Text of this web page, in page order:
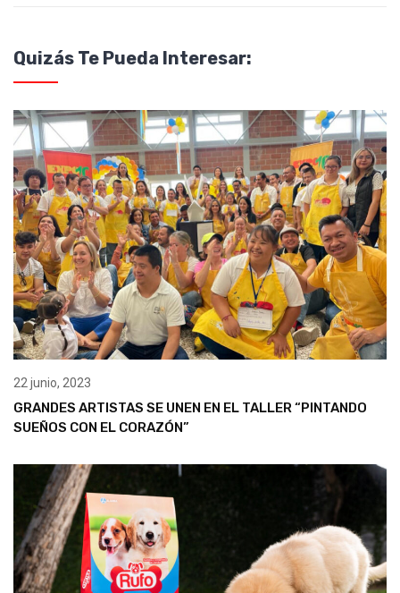
Quizás Te Pueda Interesar:
22 junio, 2023
GRANDES ARTISTAS SE UNEN EN EL TALLER “PINTANDO
SUEÑOS CON EL CORAZÓN”